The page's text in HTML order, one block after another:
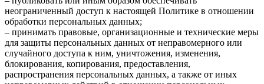
неограниченный доступ к настоящей Политике в отношении
обработки персональных данных;
– принимать правовые, организационные и технические меры
для защиты персональных данных от неправомерного или
случайного доступа к ним, уничтожения, изменения,
блокирования, копирования, предоставления,
распространения персональных данных, а также от иных